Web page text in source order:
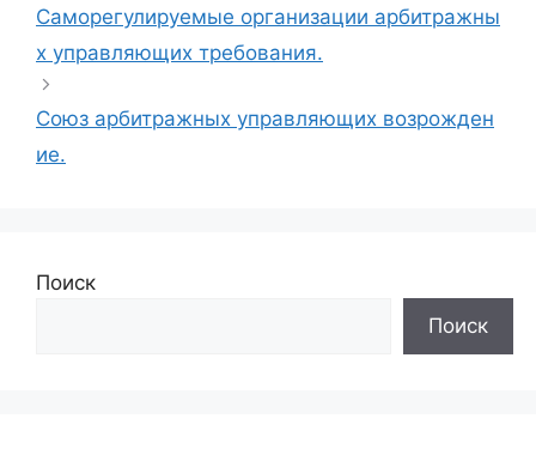
Саморегулируемые организации арбитражны
х управляющих требования.
Союз арбитражных управляющих возрожден
ие.
Поиск
Поиск